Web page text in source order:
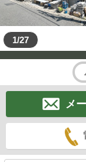
1/27
メ